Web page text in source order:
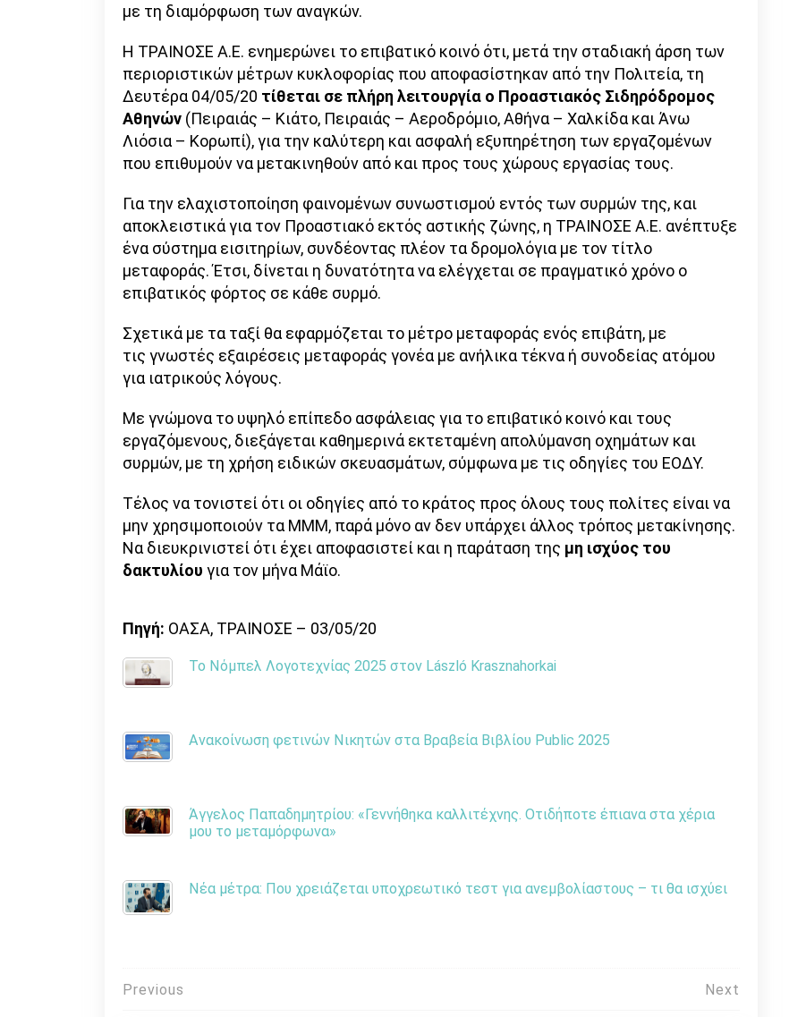
με τη διαμόρφωση των αναγκών.
Η ΤΡΑΙΝΟΣΕ Α.Ε. ενημερώνει το επιβατικό κοινό ότι, μετά την σταδιακή άρση των
περιοριστικών μέτρων κυκλοφορίας που αποφασίστηκαν από την Πολιτεία, τη
Δευτέρα 04/05/20 τίθεται σε πλήρη λειτουργία ο Προαστιακός Σιδηρόδρομος
Αθηνών (Πειραιάς – Κιάτο, Πειραιάς – Αεροδρόμιο, Αθήνα – Χαλκίδα και Άνω
Λιόσια – Κορωπί), για την καλύτερη και ασφαλή εξυπηρέτηση των εργαζομένων
που επιθυμούν να μετακινηθούν από και προς τους χώρους εργασίας τους.
Για την ελαχιστοποίηση φαινομένων συνωστισμού εντός των συρμών της, και
αποκλειστικά για τον Προαστιακό εκτός αστικής ζώνης, η ΤΡΑΙΝΟΣΕ Α.Ε. ανέπτυξε
ένα σύστημα εισιτηρίων, συνδέοντας πλέον τα δρομολόγια με τον τίτλο
μεταφοράς. Έτσι, δίνεται η δυνατότητα να ελέγχεται σε πραγματικό χρόνο ο
επιβατικός φόρτος σε κάθε συρμό.
Σχετικά με τα ταξί θα εφαρμόζεται το μέτρο μεταφοράς ενός επιβάτη, με
τις γνωστές εξαιρέσεις μεταφοράς γονέα με ανήλικα τέκνα ή συνοδείας ατόμου
για ιατρικούς λόγους.
Με γνώμονα το υψηλό επίπεδο ασφάλειας για το επιβατικό κοινό και τους
εργαζόμενους, διεξάγεται καθημερινά εκτεταμένη απολύμανση οχημάτων και
συρμών, με τη χρήση ειδικών σκευασμάτων, σύμφωνα με τις οδηγίες του ΕΟΔΥ.
Τέλος να τονιστεί ότι οι οδηγίες από το κράτος προς όλους τους πολίτες είναι να
μην χρησιμοποιούν τα ΜΜΜ, παρά μόνο αν δεν υπάρχει άλλος τρόπος μετακίνησης.
Να διευκρινιστεί ότι έχει αποφασιστεί και η παράταση της μη ισχύος του
δακτυλίου για τον μήνα Μάϊο.
Πηγή: ΟΑΣΑ, ΤΡΑΙΝΟΣΕ – 03/05/20
Το Νόμπελ Λογοτεχνίας 2025 στον László Krasznahorkai
Ανακοίνωση φετινών Νικητών στα Βραβεία Βιβλίου Public 2025
Άγγελος Παπαδημητρίου: «Γεννήθηκα καλλιτέχνης. Οτιδήποτε έπιανα στα χέρια
μου το μεταμόρφωνα»
Νέα μέτρα: Που χρειάζεται υποχρεωτικό τεστ για ανεμβολίαστους – τι θα ισχύει
Πλοήγηση
Previous Next